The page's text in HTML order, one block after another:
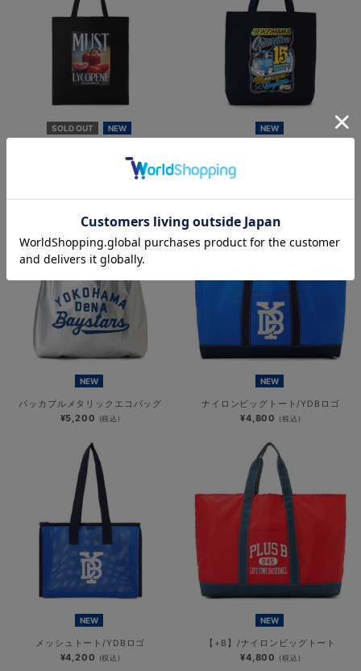
SOLD OUT NEW
ッグ/#22:入江大生
NEW
×MOONEYES/トートバッグ
NEW
パッカブルメタリックエコバッグ
¥5,200 (税込)
NEW
ナイロンビッグトート/YDBロゴ
¥4,800 (税込)
NEW
メッシュトート/YDBロゴ
¥4,200 (税込)
NEW
【+B】/ナイロンビッグトート
¥4,800 (税込)